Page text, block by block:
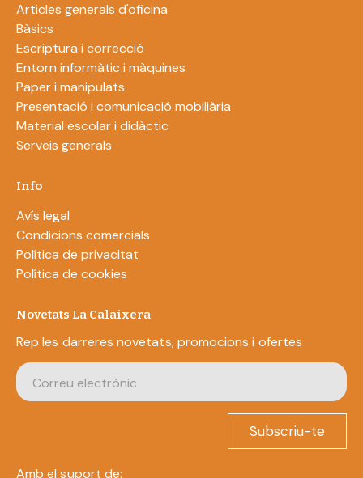
Articles generals d'oficina
Bàsics
Escriptura i correcció
Entorn informàtic i màquines
Paper i manipulats
Presentació i comunicació mobiliària
Material escolar i didàctic
Serveis generals
Info
Avís legal
Condicions comercials
Política de privacitat
Política de cookies
Novetats La Calaixera
Rep les darreres novetats, promocions i ofertes
Subscriu-te
Amb el suport de: